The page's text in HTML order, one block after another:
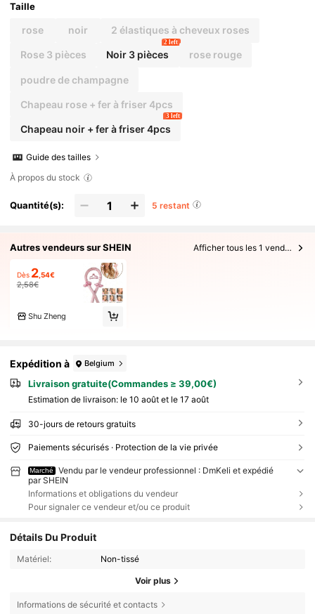
Taille
rose noir 2 élastiques à cheveux roses
Rose 3 pièces Noir 3 pièces
2 left
rose rouge
poudre de champagne
Chapeau rose + fer à friser 4pcs
Chapeau noir + fer à friser 4pcs
3 left
Guide des tailles
À propos du stock
Quantité(s): 5 restant
Autres vendeurs sur SHEIN Afficher tous les 1 vendeurs
Dès 2,54€
2,58€
Shu Zheng
Expédition à Belgium
Livraison gratuite(Commandes ≥ 39,00€)
Estimation de livraison: le 10 août et le 17 août
30-jours de retours gratuits
Paiements sécurisés · Protection de la vie privée
Marché
Vendu par le vendeur professionnel : DmKeli et expédié
par SHEIN
Informations et obligations du vendeur
Pour signaler ce vendeur et/ou ce produit
Détails Du Produit
Matériel: Non-tissé
Voir plus
Informations de sécurité et contacts